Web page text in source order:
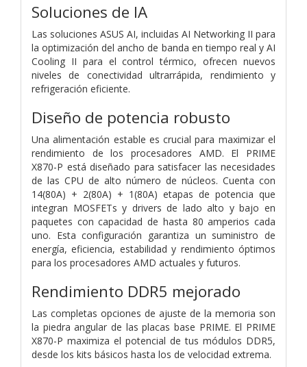
Soluciones de IA
Las soluciones ASUS AI, incluidas AI Networking II para
la optimización del ancho de banda en tiempo real y AI
Cooling II para el control térmico, ofrecen nuevos
niveles de conectividad ultrarrápida, rendimiento y
refrigeración eficiente.
Diseño de potencia robusto
Una alimentación estable es crucial para maximizar el
rendimiento de los procesadores AMD. El PRIME
X870-P está diseñado para satisfacer las necesidades
de las CPU de alto número de núcleos. Cuenta con
14(80A) + 2(80A) + 1(80A) etapas de potencia que
integran MOSFETs y drivers de lado alto y bajo en
paquetes con capacidad de hasta 80 amperios cada
uno. Esta configuración garantiza un suministro de
energía, eficiencia, estabilidad y rendimiento óptimos
para los procesadores AMD actuales y futuros.
Rendimiento DDR5 mejorado
Las completas opciones de ajuste de la memoria son
la piedra angular de las placas base PRIME. El PRIME
X870-P maximiza el potencial de tus módulos DDR5,
desde los kits básicos hasta los de velocidad extrema.